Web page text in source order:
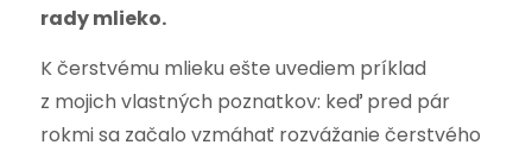
rady mlieko.
K čerstvému mlieku ešte uvediem príklad
z mojich vlastných poznatkov: keď pred pár
rokmi sa začalo vzmáhať rozvážanie čerstvého